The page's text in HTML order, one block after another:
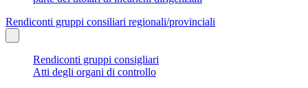
Rendiconti gruppi consiliari regionali/provinciali
Rendiconti gruppi consigliari
Atti degli organi di controllo